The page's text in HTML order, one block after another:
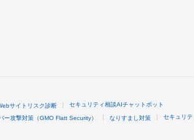
サイトリスク診断 セキュリティ相談AIチャットボット
ー攻撃対策（GMO Flatt Security） なりすまし対策 セキュリ